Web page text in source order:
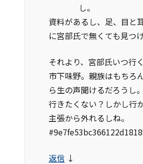
し。
資料があるし、足、目と
に宮部氏で無くても見つ
それより、宮部氏いつ行
市下味野。親族はもちろ
ら生の声聞けるだろうし。
行きたくない？しかし行
主張から外れるしね。
返信 ↓